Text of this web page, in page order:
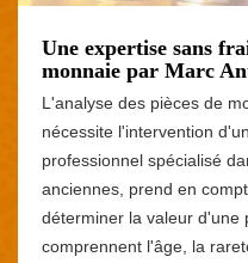
Une expertise sans
monnaie par Marc
L'analyse des pièces de
nécessite l'intervention
professionnel spécialisé
anciennes, prend en
déterminer la valeur d'une
comprennent l'âge, la